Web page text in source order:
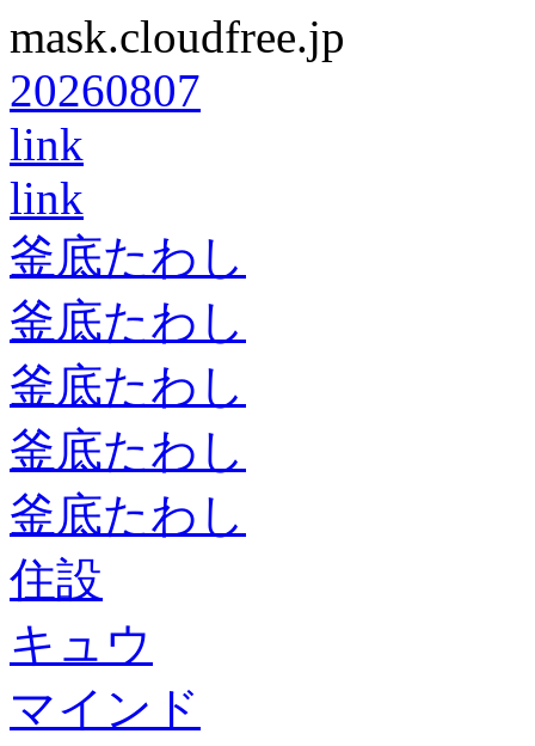
mask.cloudfree.jp
20260807
link
link
釜底たわし
釜底たわし
釜底たわし
釜底たわし
釜底たわし
住設
キュウ
マインド